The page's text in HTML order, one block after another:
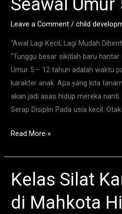
Leave a Comment /child
“Awal Lagi Kecil, Lagi Mudah
“Tunggu besar sikitlah baru hantar
Umur 5 – 12 tahun adalah waktu
karakter anak. Apa yang kita
akan jadi asas hidup mereka
Serap Disiplin Pada usia kecil:
Masuk
Seawal
Umur
5
Tahun
Read More »
Kelas Silat
di Mahkota
Kelas
Silat
Kanak-